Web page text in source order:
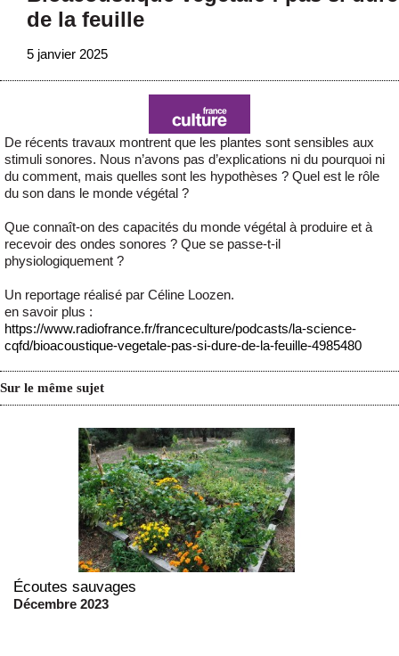
de la feuille
5 janvier 2025
De récents travaux montrent que les plantes sont sensibles aux
stimuli sonores. Nous n’avons pas d’explications ni du pourquoi ni
du comment, mais quelles sont les hypothèses ? Quel est le rôle
du son dans le monde végétal ?
Que connaît-on des capacités du monde végétal à produire et à
recevoir des ondes sonores ? Que se passe-t-il
physiologiquement ?
Un reportage réalisé par Céline Loozen.
en savoir plus :
https://www.radiofrance.fr/franceculture/podcasts/la-science-
cqfd/bioacoustique-vegetale-pas-si-dure-de-la-feuille-4985480
Sur le même sujet
Écoutes sauvages
Décembre 2023